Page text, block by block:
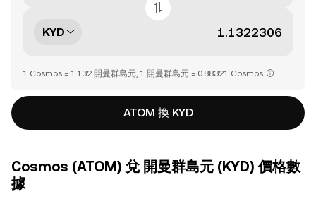
KYD
1 Cosmos = 1.132 開曼群島元, 1 開曼群島元 = 0.88321 Cosmos
ATOM 換 KYD
Cosmos (ATOM) 兌 開曼群島元 (KYD) 價格數
據